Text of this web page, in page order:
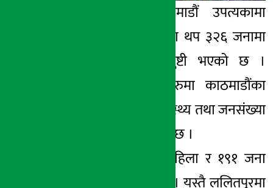
काठमाडौँ । काठमाडौं उपत्यकामा
पछिल्लो २४ घण्टामा थप ३२६ जनामा
कोरोना संक्रमण पुष्टी भएको छ ।
संक्रमण पुष्टि हुनेहरुमा काठमाडौंका
२९३ जना रहेको स्वास्थ्य तथा जनसंख्या
मन्त्रालयले जनाएको छ ।
जसमा १०२ जना महिला र १९१ जना